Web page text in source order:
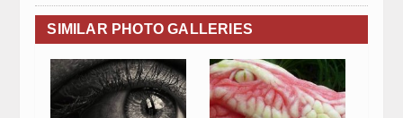
SIMILAR PHOTO GALLERIES